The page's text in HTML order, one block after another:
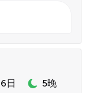
6日 5晚